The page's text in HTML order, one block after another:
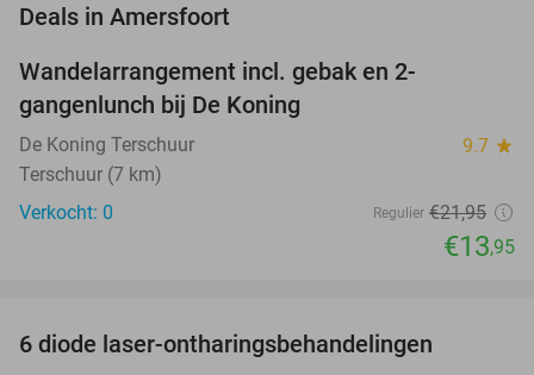
Deals in Amersfoort
TODAY
Wandelarrangement incl. gebak en 2-
gangenlunch bij De Koning
De Koning Terschuur 9.7 star
Terschuur (7 km)
Verkocht: 0
Regulier €21,95
€13,95
6 diode laser-ontharingsbehandelingen